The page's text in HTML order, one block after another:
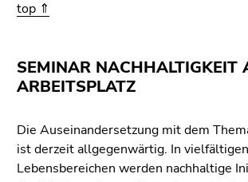
top ⇑
SEMINAR NACHHALTIGKEIT
ARBEITSPLATZ
Die Auseinandersetzung mit dem
ist derzeit allgegenwärtig. In vielfältigen
Lebensbereichen werden nachhaltige